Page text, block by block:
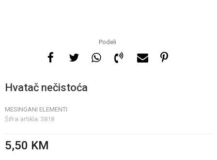
Podeli
Hvatač nečistoća
MESINGANI ELEMENTI
Šifra artikla: 3818
5,50 KM